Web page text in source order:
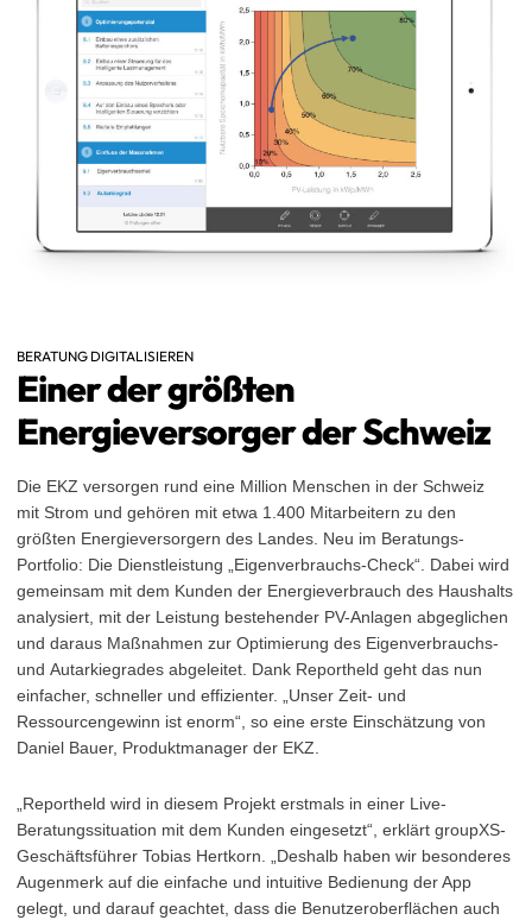
BERATUNG DIGITALISIEREN
Einer der größten
Energieversorger der Schweiz
Die EKZ versorgen rund eine Million Menschen in der Schweiz
mit Strom und gehören mit etwa 1.400 Mitarbeitern zu den
größten Energieversorgern des Landes. Neu im Beratungs-
Portfolio: Die Dienstleistung „Eigenverbrauchs-Check“. Dabei wird
gemeinsam mit dem Kunden der Energieverbrauch des Haushalts
analysiert, mit der Leistung bestehender PV-Anlagen abgeglichen
und daraus Maßnahmen zur Optimierung des Eigenverbrauchs-
und Autarkiegrades abgeleitet. Dank Reportheld geht das nun
einfacher, schneller und effizienter. „Unser Zeit- und
Ressourcengewinn ist enorm“, so eine erste Einschätzung von
Daniel Bauer, Produktmanager der EKZ.
„Reportheld wird in diesem Projekt erstmals in einer Live-
Beratungssituation mit dem Kunden eingesetzt“, erklärt groupXS-
Geschäftsführer Tobias Hertkorn. „Deshalb haben wir besonderes
Augenmerk auf die einfache und intuitive Bedienung der App
gelegt, und darauf geachtet, dass die Benutzeroberflächen auch